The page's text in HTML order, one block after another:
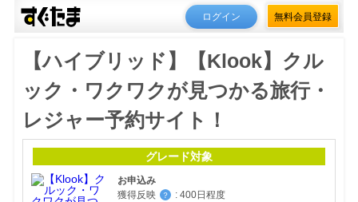
ログイン 無料会員登録
【ハイブリッド】【Klook】クル
ック・ワクワクが見つかる旅行・
レジャー予約サイト！
グレード対象
お申込み
獲得反映
？ : 400日程度